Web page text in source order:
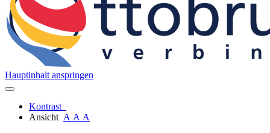
Hauptinhalt anspringen
Kontrast
Ansicht A A A